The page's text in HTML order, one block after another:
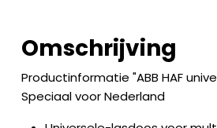
Omschrijving
Productinformatie "ABB HAF
Speciaal voor Nederland